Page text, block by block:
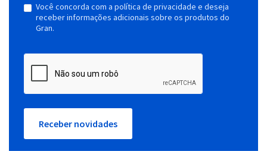
Você concorda com a política de privacidade e deseja
receber informações adicionais sobre os produtos do
Gran.
Receber novidades